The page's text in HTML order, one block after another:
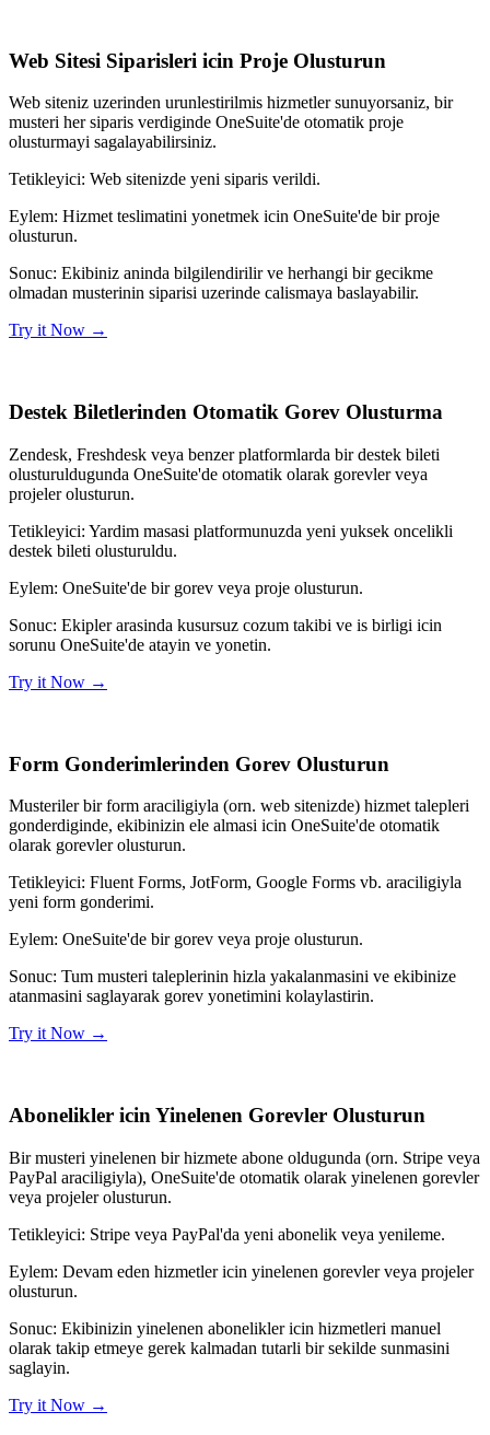
Web Sitesi Siparisleri icin Proje Olusturun
Web siteniz uzerinden urunlestirilmis hizmetler sunuyorsaniz, bir
musteri her siparis verdiginde OneSuite'de otomatik proje
olusturmayi sagalayabilirsiniz.
Tetikleyici: Web sitenizde yeni siparis verildi.
Eylem: Hizmet teslimatini yonetmek icin OneSuite'de bir proje
olusturun.
Sonuc: Ekibiniz aninda bilgilendirilir ve herhangi bir gecikme
olmadan musterinin siparisi uzerinde calismaya baslayabilir.
Try it Now →
Destek Biletlerinden Otomatik Gorev Olusturma
Zendesk, Freshdesk veya benzer platformlarda bir destek bileti
olusturuldugunda OneSuite'de otomatik olarak gorevler veya
projeler olusturun.
Tetikleyici: Yardim masasi platformunuzda yeni yuksek oncelikli
destek bileti olusturuldu.
Eylem: OneSuite'de bir gorev veya proje olusturun.
Sonuc: Ekipler arasinda kusursuz cozum takibi ve is birligi icin
sorunu OneSuite'de atayin ve yonetin.
Try it Now →
Form Gonderimlerinden Gorev Olusturun
Musteriler bir form araciligiyla (orn. web sitenizde) hizmet talepleri
gonderdiginde, ekibinizin ele almasi icin OneSuite'de otomatik
olarak gorevler olusturun.
Tetikleyici: Fluent Forms, JotForm, Google Forms vb. araciligiyla
yeni form gonderimi.
Eylem: OneSuite'de bir gorev veya proje olusturun.
Sonuc: Tum musteri taleplerinin hizla yakalanmasini ve ekibinize
atanmasini saglayarak gorev yonetimini kolaylastirin.
Try it Now →
Abonelikler icin Yinelenen Gorevler Olusturun
Bir musteri yinelenen bir hizmete abone oldugunda (orn. Stripe veya
PayPal araciligiyla), OneSuite'de otomatik olarak yinelenen gorevler
veya projeler olusturun.
Tetikleyici: Stripe veya PayPal'da yeni abonelik veya yenileme.
Eylem: Devam eden hizmetler icin yinelenen gorevler veya projeler
olusturun.
Sonuc: Ekibinizin yinelenen abonelikler icin hizmetleri manuel
olarak takip etmeye gerek kalmadan tutarli bir sekilde sunmasini
saglayin.
Try it Now →